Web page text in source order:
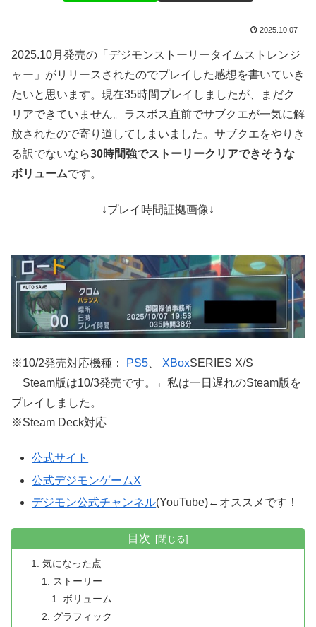
2025.10.07
2025.10月発売の「デジモンストーリータイムストレンジ
ャー」がリリースされたのでプレイした感想を書いていき
たいと思います。現在35時間プレイしましたが、まだク
リアできていません。ラスボス直前でサブクエが一気に解
放されたので寄り道してしまいました。サブクエをやりき
る訳でないなら30時間強でストーリークリアできそうな
ボリュームです。
↓プレイ時間証拠画像↓
※10/2発売対応機種： PS5 XBoxSERIES X/S
Steam版は10/3発売です。←私は一日遅れのSteam版を
プレイしました。
※Steam Deck対応
公式サイト
公式デジモンゲームX
デジモン公式チャンネル(YouTube)←オススメです！
目次
気になった点
ストーリー
ボリューム
グラフィック